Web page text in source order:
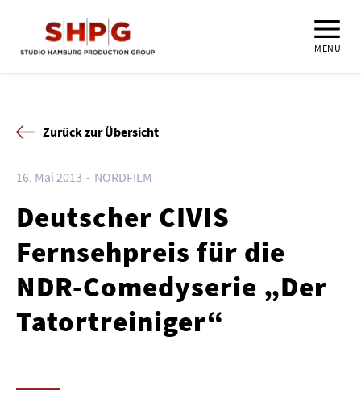
MENÜ
Zurück zur Übersicht
16. Mai 2013 NORDFILM
Deutscher CIVIS
Fernsehpreis für die
NDR-Comedyserie „Der
Tatortreiniger“